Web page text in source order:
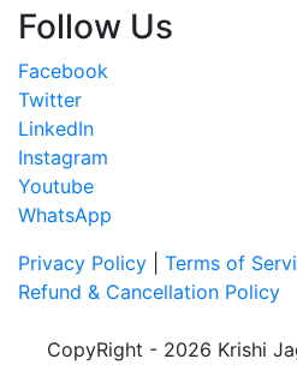
Follow Us
Facebook
Twitter
LinkedIn
Instagram
Youtube
WhatsApp
Privacy Policy
Terms of
Refund & Cancellation Policy
CopyRight - 2026 Krishi